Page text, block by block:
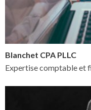
Blanchet CPA PLLC
Expertise comptable et